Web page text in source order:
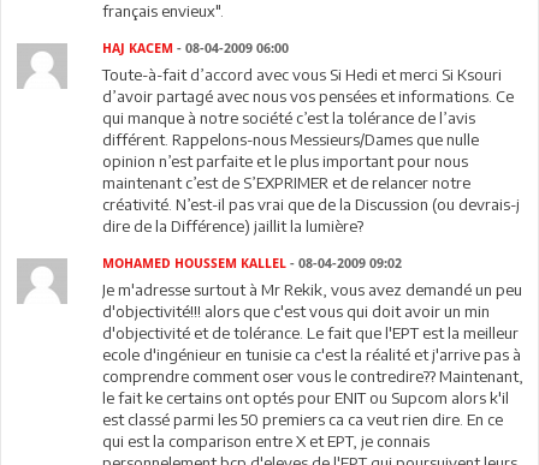
français envieux".
HAJ KACEM - 08-04-2009 06:00
Toute-à-fait d’accord avec vous Si Hedi et merci Si Ksouri
d’avoir partagé avec nous vos pensées et informations. Ce
qui manque à notre société c’est la tolérance de l’avis
différent. Rappelons-nous Messieurs/Dames que nulle
opinion n’est parfaite et le plus important pour nous
maintenant c’est de S’EXPRIMER et de relancer notre
créativité. N’est-il pas vrai que de la Discussion (ou devrais-j
dire de la Différence) jaillit la lumière?
MOHAMED HOUSSEM KALLEL - 08-04-2009 09:02
Je m'adresse surtout à Mr Rekik, vous avez demandé un peu
d'objectivité!!! alors que c'est vous qui doit avoir un min
d'objectivité et de tolérance. Le fait que l'EPT est la meilleur
ecole d'ingénieur en tunisie ca c'est la réalité et j'arrive pas à
comprendre comment oser vous le contredire?? Maintenant,
le fait ke certains ont optés pour ENIT ou Supcom alors k'il
est classé parmi les 50 premiers ca ca veut rien dire. En ce
qui est la comparison entre X et EPT, je connais